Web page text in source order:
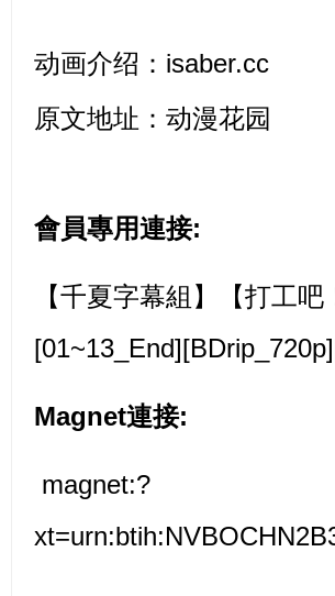
动画介绍： isaber.cc
原文地址： 动漫花园
會員專用連接:
【千夏字幕組】【打工
Magnet連接:
magnet:?